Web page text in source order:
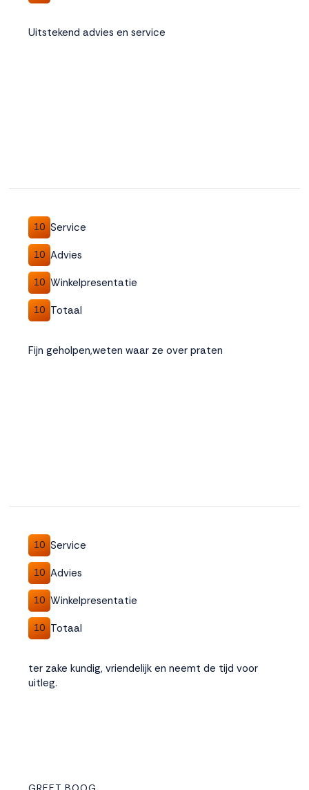
Uitstekend advies en service
10 Service
10 Advies
10 Winkelpresentatie
10 Totaal
Fijn geholpen,weten waar ze over praten
10 Service
10 Advies
10 Winkelpresentatie
10 Totaal
ter zake kundig, vriendelijk en neemt de tijd voor
uitleg.